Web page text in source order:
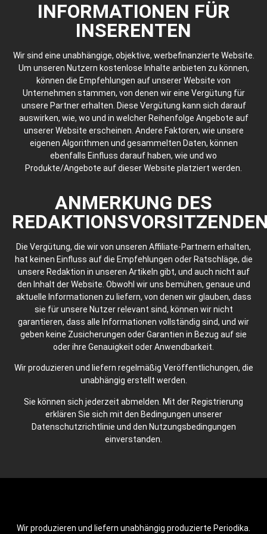
INFORMATIONEN FÜR
INSERENTEN
Wir sind eine unabhängige, objektive, werbefinanzierte Website.
Um unseren Nutzern kostenlose Inhalte anbieten zu können,
können die Empfehlungen auf unserer Website von
Unternehmen stammen, von denen wir eine Vergütung für
unsere Partner erhalten. Diese Vergütung kann sich darauf
auswirken, wie, wo und in welcher Reihenfolge Angebote auf
unserer Website erscheinen. Andere Faktoren, wie unsere
eigenen Algorithmen und gesammelten Daten, können
ebenfalls Einfluss darauf haben, wie und wo
Produkte/Angebote auf dieser Website platziert werden.
ANMERKUNG DES
Die Vergütung, die wir von unseren Affiliate-Partnern erhalten,
hat keinen Einfluss auf die Empfehlungen oder Ratschläge, die
unsere Redaktion in unseren Artikeln gibt, und auch nicht auf
den Inhalt der Website. Obwohl wir uns bemühen, genaue und
aktuelle Informationen zu liefern, von denen wir glauben, dass
sie für unsere Nutzer relevant sind, können wir nicht
garantieren, dass alle Informationen vollständig sind, und wir
geben keine Zusicherungen oder Garantien in Bezug auf sie
oder ihre Genauigkeit oder Anwendbarkeit.
Wir produzieren und liefern regelmäßig Veröffentlichungen, die
unabhängig erstellt werden.
Sie können sich jederzeit abmelden. Mit der Registrierung
erklären Sie sich mit den Bedingungen unserer
Datenschutzrichtlinie und den Nutzungsbedingungen
einverstanden.
Wir produzieren und liefern unabhängig produzierte Periodika.